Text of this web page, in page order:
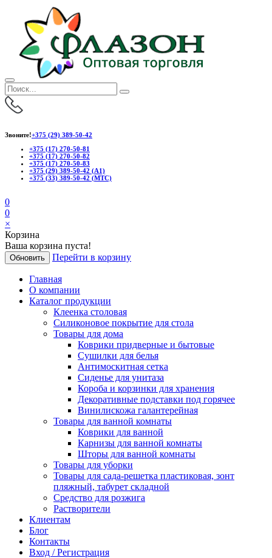
Звоните!+375 (29) 389-50-42
+375 (17) 270-50-81
+375 (17) 270-50-82
+375 (17) 270-50-83
+375 (29) 389-50-42 (А1)
+375 (33) 389-50-42 (МТС)
0
0
×
Корзина
Ваша корзина пуста!
Обновить Перейти в корзину
Главная
О компании
Каталог продукции
Клеенка столовая
Силиконовое покрытие для стола
Товары для дома
Коврики придверные и бытовые
Сушилки для белья
Антимоскитная сетка
Сиденье для унитаза
Короба и корзинки для хранения
Декоративные подставки под горячее
Винилискожа галантерейная
Товары для ванной комнаты
Коврики для ванной
Карнизы для ванной комнаты
Шторы для ванной комнаты
Товары для уборки
Товары для сада-решетка пластиковая, зонт
пляжный, табурет складной
Средство для розжига
Растворители
Клиентам
Блог
Контакты
Вход / Регистрация